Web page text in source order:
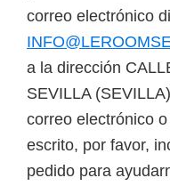
correo electrónico
a la dirección
SEVILLA
correo electrónico
escrito, por favor,
pedido para